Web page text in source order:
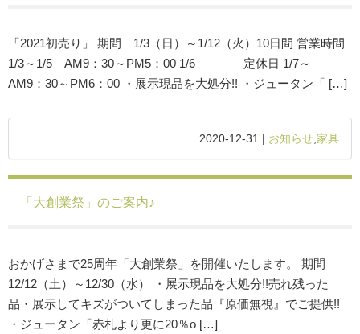
「2021初売り」 期間 1/3（日）～1/12（火）10日間 営業時間
1/3～1/5 AM9：30～PM5：00 1/6 定休日 1/7～
AM9：30～PM6：00 ・展示現品を大処分!! ・ジュータン「 […]
2020-12-31 | お知らせ 家具
「大創業祭」のご案内♪
おかげさまで25周年「大創業祭」を開催いたします。 期間
12/12（土）～12/30（水） ・展示現品を大処分!!売れ残った
品・展示してキズがついてしまった品『原価無視』でご提供!!
・ジュータン「赤札より更に20％o […]